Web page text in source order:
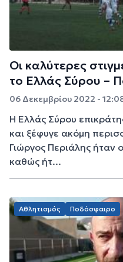
Οι καλύτερες
το Ελλάς Σύρου –
06 Δεκεμβρίου 2022 -
Η Ελλάς Σύρου
και ξέφυγε ακόμη
Γιώργος Περιάλης ήταν
καθώς ήτ...
Αθλητισμός Ποδόσφαιρο